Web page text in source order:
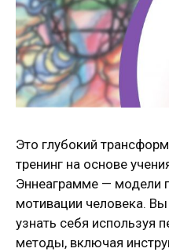
Это глубокий
тренинг на основе
Эннеаграмме — модели
мотивации человека.
узнать себя используя
методы, включая